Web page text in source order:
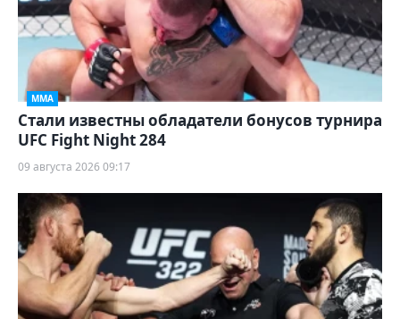
ММА
Стали известны обладатели бонусов турнира
UFC Fight Night 284
09 августа 2026 09:17